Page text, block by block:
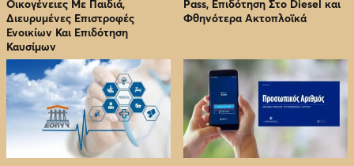
Οικογένειες Με Παιδιά,
Διευρυμένες Επιστροφές
Ενοικίων Και Επιδότηση
Καυσίμων
Pass, Επιδότηση Στο Diesel και
Φθηνότερα Ακτοπλοϊκά